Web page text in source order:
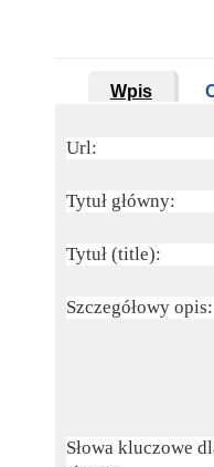
Wpis
Url:
Tytuł główny:
Tytuł (title):
Szczegółowy opis:
Słowa kluczowe